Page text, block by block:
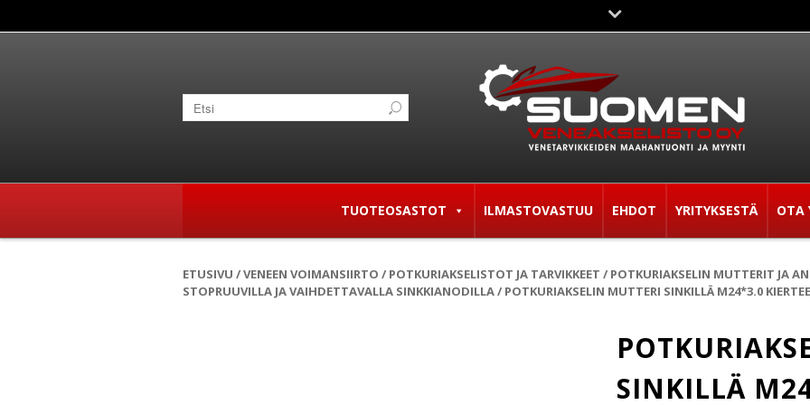
TUOTEOSASTOT ILMASTOVASTUU EHDOT YRITYKSESTÄ OTA
ETUSIVU /VENEEN VOIMANSIIRTO / POTKURIAKSELISTOT JA TARVIKKEET / POTKURIAKSELIN MUTTERIT JA
STOPRUUVILLA JA VAIHDETTAVALLA SINKKIANODILLA/ POTKURIAKSELIN MUTTERI SINKILLÄ M24*3.0
SINKILLÄ